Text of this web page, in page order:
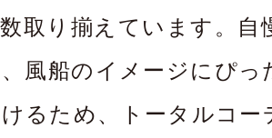
取り揃えています。自
風船のイメージにぴ
るため、トータルコー